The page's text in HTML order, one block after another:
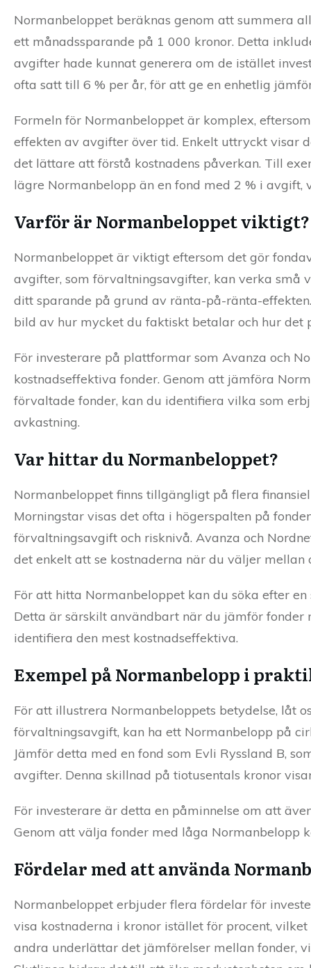
Normanbeloppet beräknas genom att summera
ett månadssparande på 1 000 kronor. Detta
avgifter hade kunnat generera om de istället
ofta satt till 6 % per år, för att ge en enhetlig
Formeln för Normanbeloppet är komplex,
effekten av avgifter över tid. Enkelt uttryckt visar
det lättare att förstå kostnadens påverkan. Till
lägre Normanbelopp än en fond med 2 % i
Varför är Normanbeloppet viktigt?
Normanbeloppet är viktigt eftersom det gör
avgifter, som förvaltningsavgifter, kan verka små
ditt sparande på grund av ränta-på-ränta-
bild av hur mycket du faktiskt betalar och hur det
För investerare på plattformar som Avanza och
kostnadseffektiva fonder. Genom att jämföra
förvaltade fonder, kan du identifiera vilka som
avkastning.
Var hittar du Normanbeloppet?
Normanbeloppet finns tillgängligt på flera
Morningstar visas det ofta i högerspalten på
förvaltningsavgift och risknivå. Avanza och
det enkelt att se kostnaderna när du väljer mellan
För att hitta Normanbeloppet kan du söka efter
Detta är särskilt användbart när du jämför
identifiera den mest kostnadseffektiva.
Exempel på Normanbelopp i
För att illustrera Normanbeloppets betydelse, låt
förvaltningsavgift, kan ha ett Normanbelopp på
Jämför detta med en fond som Evli Ryssland B,
avgifter. Denna skillnad på tiotusentals kronor
För investerare är detta en påminnelse om att
Genom att välja fonder med låga Normanbelopp
Fördelar med att använda
Normanbeloppet erbjuder flera fördelar för
visa kostnaderna i kronor istället för procent,
andra underlättar det jämförelser mellan fonder,